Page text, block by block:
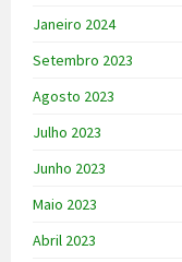
Janeiro 2024
Setembro 2023
Agosto 2023
Julho 2023
Junho 2023
Maio 2023
Abril 2023